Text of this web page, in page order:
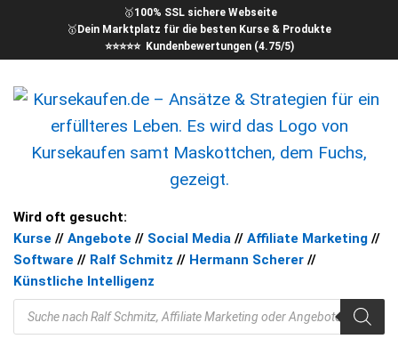
🥇100% SSL sichere Webseite
🥇 Dein Marktplatz für die besten Kurse & Produkte
⭐⭐⭐⭐⭐ Kundenbewertungen (4.75/5)
kursekaufen – Kurse für Dein
Ziel
erfüllteres Leben
Wird oft gesucht:
Kurse // Angebote // Social Media // Affiliate Marketing //
Software // Ralf Schmitz // Hermann Scherer //
Künstliche Intelligenz
Products search